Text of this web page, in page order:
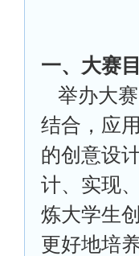
一、大赛
举办大
结合，应
的创意设
计、实现
炼大学生
更好地培